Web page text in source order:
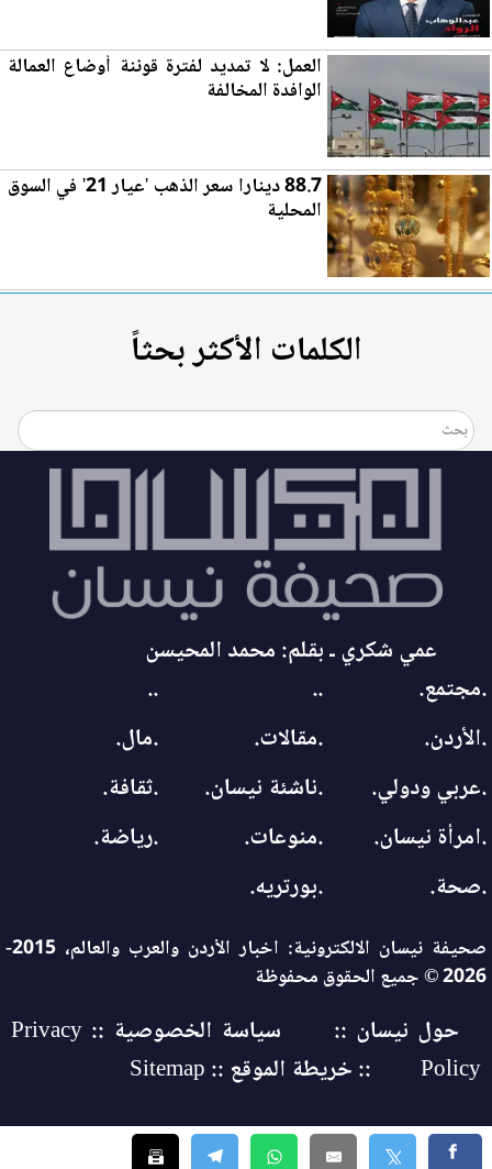
العمل: لا تمديد لفترة قوننة أوضاع العمالة
الوافدة المخالفة
88.7 دينارا سعر الذهب ' عي ار 21' في السوق
المحلية
الكلمات الأكثر بحثاً
عمي شكري ـ بقلم: محمد المحيسن
.مجتمع.
..
..
.الأردن.
.مقالات.
.مال.
.عربي ودولي.
.ناشئة نيسان.
.ثقافة.
.امرأة نيسان.
.منوعات.
.رياضة.
.صحة.
.بورتريه.
صحيفة نيسان الالكترونية: اخبار الأردن والعرب والعالم، 2015-
2026 © جميع الحقوق محفوظة
حول نيسان ::
سياسة الخصوصية :: Privacy
Policy
:: خريطة الموقع :: Sitemap